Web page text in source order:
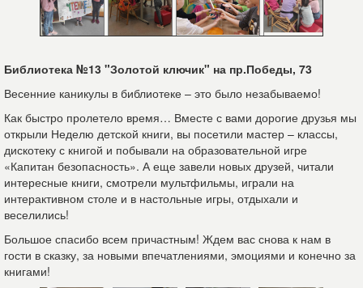
Библиотека №13 "Золотой ключик" на пр.Победы, 73
Весенние каникулы в библиотеке – это было незабываемо!
Как быстро пролетело время… Вместе с вами дорогие друзья мы
открыли Неделю детской книги, вы посетили мастер – классы,
дискотеку с книгой и побывали на образовательной игре
«Капитан безопасность». А еще завели новых друзей, читали
интересные книги, смотрели мультфильмы, играли на
интерактивном столе и в настольные игры, отдыхали и
веселились!
Большое спасибо всем причастным! Ждем вас снова к нам в
гости в сказку, за новыми впечатлениями, эмоциями и конечно за
книгами!